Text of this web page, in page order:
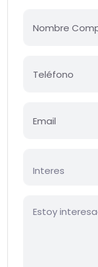
Interes